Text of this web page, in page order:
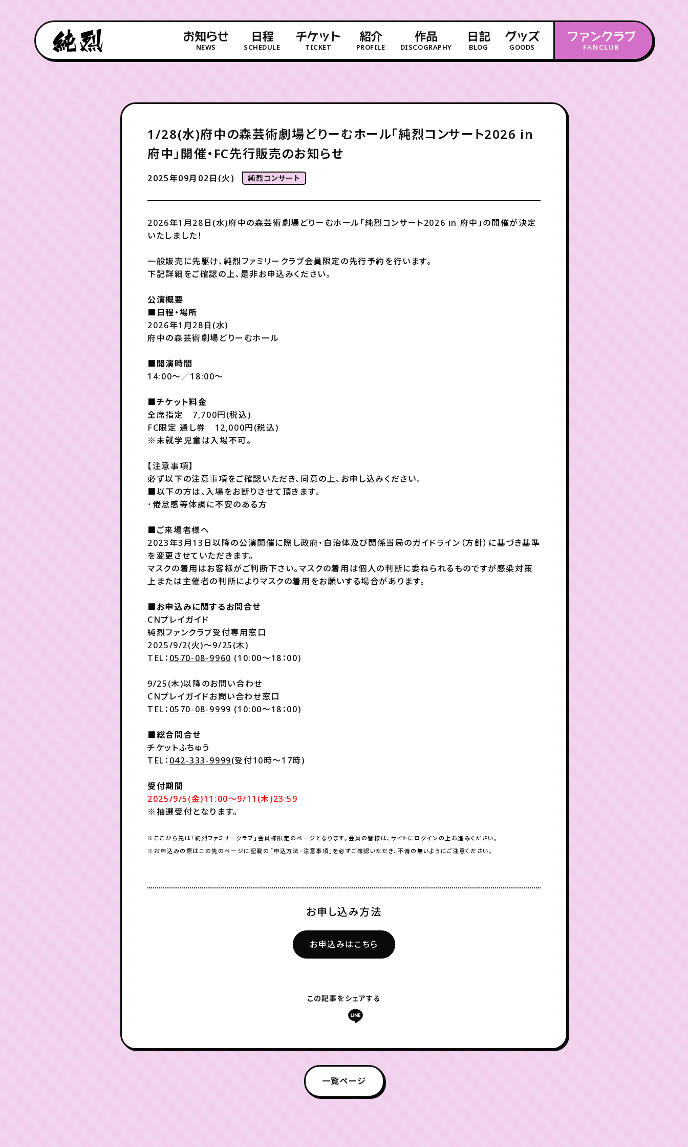
お知らせ
NEWS
日程
SCHEDULE
チケット
TICKET
紹介
PROFILE
作品
DISCOGRAPHY
日記
BLOG
グッズ
GOODS
ファンクラブ
FANCLUB
月会員制ファンクラブ
1/28(水)府中の森芸術劇場どりーむホール「純烈コンサート2026 in
府中」開催・FC先行販売のお知らせ
2025年09月02日(火) 純烈コンサート
2026年1月28日(水)府中の森芸術劇場どりーむホール「純烈コンサート2026 in 府中」の開催が決定
いたしました！
一般販売に先駆け、純烈ファミリークラブ会員限定の先行予約を行います。
下記詳細をご確認の上、是非お申込みください。
公演概要
■日程・場所
2026年1月28日(水)
府中の森芸術劇場どりーむホール
■開演時間
14:00～／18:00～
■チケット料金
全席指定 7,700円(税込)
FC限定 通し券 12,000円(税込)
※未就学児童は入場不可。
【注意事項】
必ず以下の注意事項をご確認いただき、同意の上、お申し込みください。
■以下の方は、入場をお断りさせて頂きます。
･倦怠感等体調に不安のある方
■ご来場者様へ
2023年3月13日以降の公演開催に際し政府・自治体及び関係当局のガイドライン（方針）に基づき基準
を変更させていただきます。
マスクの着用はお客様がご判断下さい。マスクの着用は個人の判断に委ねられるものですが感染対策
上または主催者の判断によりマスクの着用をお願いする場合があります。
■お申込みに関するお問合せ
CNプレイガイド
純烈ファンクラブ受付専用窓口
2025/9/2(火)～9/25(木)
TEL： 0570-08-9960 (10:00～18：00)
9/25(木)以降のお問い合わせ
CNプレイガイドお問い合わせ窓口
TEL： 0570-08-9999 (10:00～18：00)
■総合問合せ
チケットふちゅう
TEL： 042-333-9999(受付10時～17時)
受付期間
2025/9/5(金)11:00～9/11(木)23:59
※抽選受付となります。
※ここから先は「純烈ファミリークラブ」会員様限定のページとなります。会員の皆様は、サイトにログインの上お進みください。
※お申込みの際はこの先のページに記載の「申込方法･注意事項」を必ずご確認いただき、不備の無いようにご注意ください。
お申し込み方法
お申込みはこちら
この記事をシェアする
一覧ページ